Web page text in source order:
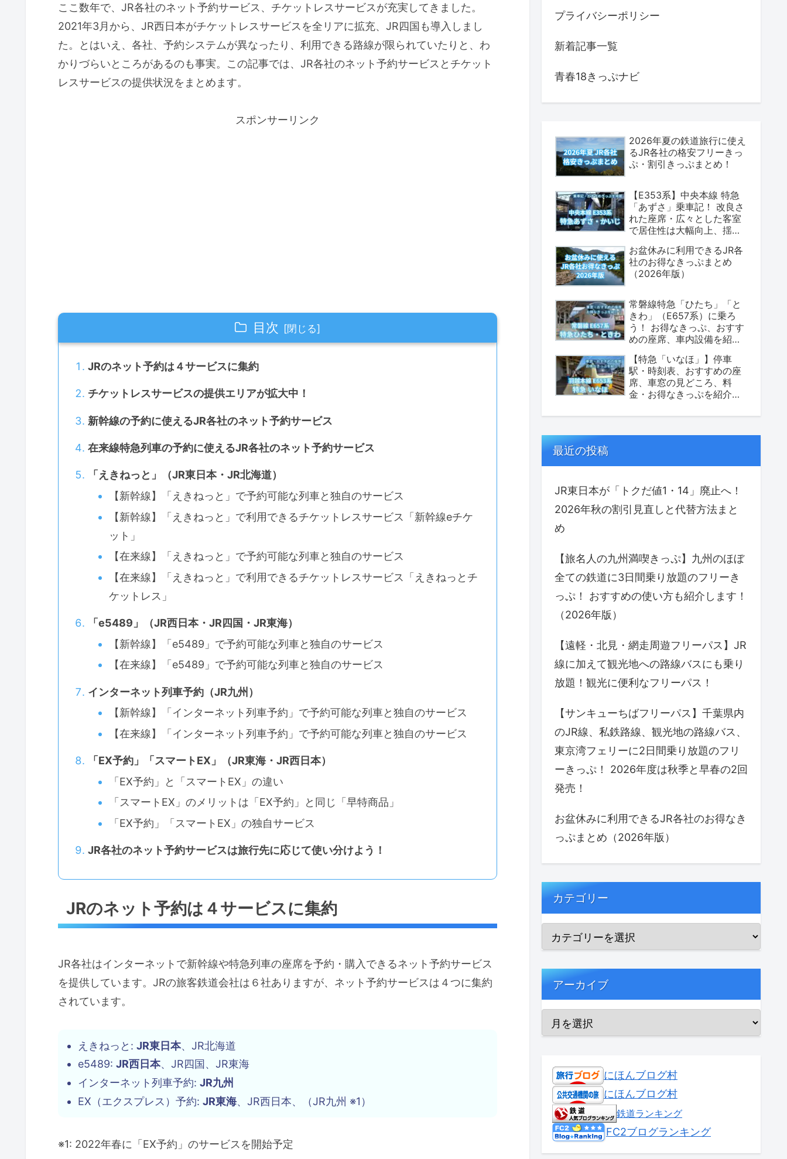
ここ数年で、JR各社のネット予約サービス、チケットレスサービスが充実してきました。
2021年3月から、JR西日本がチケットレスサービスを全リアに拡充、JR四国も導入しまし
た。とはいえ、各社、予約システムが異なったり、利用できる路線が限られていたりと、わ
かりづらいところがあるのも事実。この記事では、JR各社のネット予約サービスとチケット
レスサービスの提供状況をまとめます。
スポンサーリンク
目次
JRのネット予約は４サービスに集約
チケットレスサービスの提供エリアが拡大中！
新幹線の予約に使えるJR各社のネット予約サービス
在来線特急列車の予約に使えるJR各社のネット予約サービス
「えきねっと」（JR東日本・JR北海道）
【新幹線】「えきねっと」で予約可能な列車と独自のサービス
【新幹線】「えきねっと」で利用できるチケットレスサービス「新幹線eチケ
ット」
【在来線】「えきねっと」で予約可能な列車と独自のサービス
【在来線】「えきねっと」で利用できるチケットレスサービス「えきねっとチ
ケットレス」
「e5489」（JR西日本・JR四国・JR東海）
【新幹線】「e5489」で予約可能な列車と独自のサービス
【在来線】「e5489」で予約可能な列車と独自のサービス
インターネット列車予約（JR九州）
【新幹線】「インターネット列車予約」で予約可能な列車と独自のサービス
【在来線】「インターネット列車予約」で予約可能な列車と独自のサービス
「EX予約」「スマートEX」（JR東海・JR西日本）
「EX予約」と「スマートEX」の違い
「スマートEX」のメリットは「EX予約」と同じ「早特商品」
「EX予約」「スマートEX」の独自サービス
JR各社のネット予約サービスは旅行先に応じて使い分けよう！
JRのネット予約は４サービスに集約
JR各社はインターネットで新幹線や特急列車の座席を予約・購入できるネット予約サービス
を提供しています。JRの旅客鉄道会社は６社ありますが、ネット予約サービスは４つに集約
されています。
えきねっと: JR東日本、JR北海道
e5489: JR西日本、JR四国、JR東海
インターネット列車予約: JR九州
EX（エクスプレス）予約: JR東海、JR西日本、（JR九州 ※1）
※1: 2022年春に「EX予約」のサービスを開始予定
プライバシーポリシー
新着記事一覧
青春18きっぷナビ
2026年夏の鉄道旅行に使え
るJR各社の格安フリーきっ
ぷ・割引きっぷまとめ！
【E353系】中央本線 特急
「あずさ」乗車記！ 改良さ
れた座席・広々とした客室
で居住性は大幅向上、揺れ
（座席表・荷物置場の情報
あり）
お盆休みに利用できるJR各
社のお得なきっぷまとめ
（2026年版）
常磐線特急「ひたち」「と
きわ」（E657系）に乗ろ
う！ お得なきっぷ、おすす
めの座席、車内設備を紹介
【特急「いなほ」】停車
駅・時刻表、おすすめの座
席、車窓の見どころ、料
金・お得なきっぷを紹介し
最近の投稿
JR東日本が「トクだ値1・14」廃止へ！
2026年秋の割引見直しと代替方法まと
め
【旅名人の九州満喫きっぷ】九州のほぼ
全ての鉄道に3日間乗り放題のフリーき
っぷ！ おすすめの使い方も紹介します！
（2026年版）
【遠軽・北見・網走周遊フリーパス】JR
線に加えて観光地への路線バスにも乗り
放題！観光に便利なフリーパス！
【サンキューちばフリーパス】千葉県内
のJR線、私鉄路線、観光地の路線バス、
東京湾フェリーに2日間乗り放題のフリ
ーきっぷ！ 2026年度は秋季と早春の2回
発売！
お盆休みに利用できるJR各社のお得なき
っぷまとめ（2026年版）
カテゴリー
アーカイブ
にほんブログ村
にほんブログ村
鉄道ランキング
FC2ブログランキング